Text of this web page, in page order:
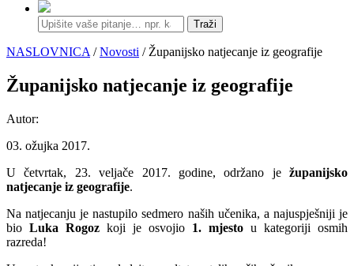
Traži
NASLOVNICA /Novosti / Županijsko natjecanje iz geografije
Županijsko natjecanje iz geografije
Autor:
03. ožujka 2017.
U četvrtak, 23. veljače 2017. godine, održano je županijsko
natjecanje iz geografije.
Na natjecanju je nastupilo sedmero naših učenika, a najuspješniji je
bio Luka Rogoz koji je osvojio 1. mjesto u kategoriji osmih
razreda!